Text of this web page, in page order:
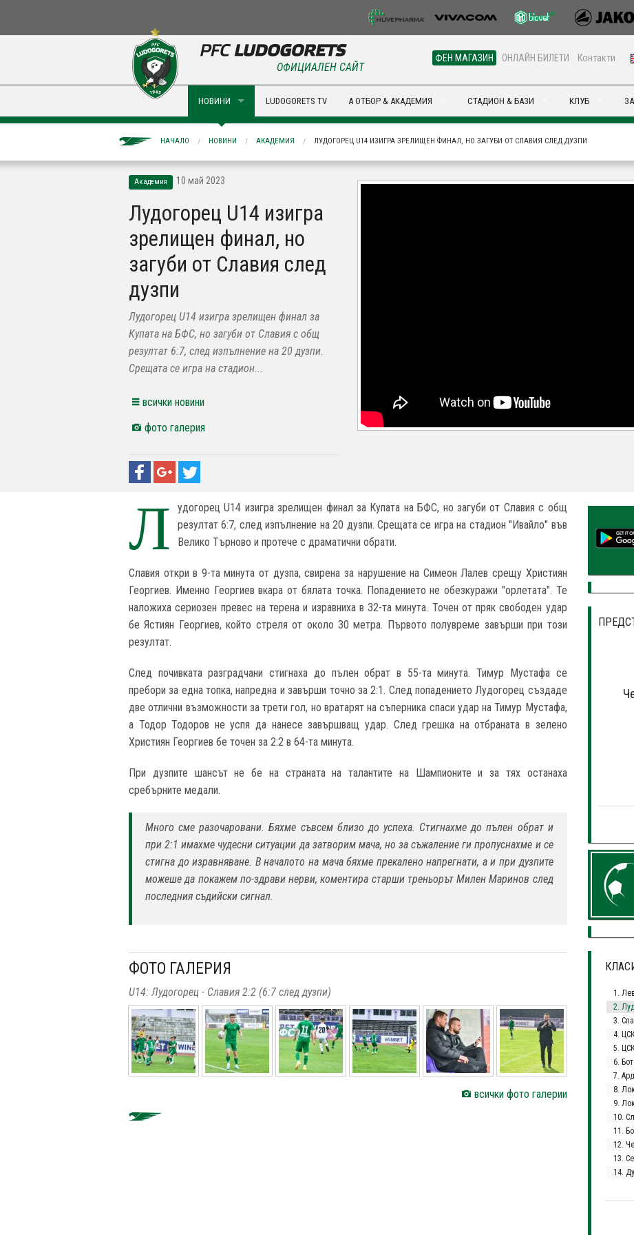
ФЕН МАГАЗИН ОНЛАЙН БИЛЕТИ Контакти
ОФИЦИАЛЕН САЙТ
НОВИНИ LUDOGORETS TV А ОТБОР & АКАДЕМИЯ СТАДИОН & БАЗИ КЛУБ
НАЧАЛО НОВИНИ АКАДЕМИЯ ЛУДОГОРЕЦ U14 ИЗИГРА ЗРЕЛИЩЕН ФИНАЛ, НО ЗАГУБИ ОТ СЛАВИЯ СЛЕД ДУЗПИ
Академия 10 май 2023
Лудогорец U14 изигра
зрелищен финал, но
загуби от Славия след
дузпи
Лудогорец U14 изигра зрелищен финал за
Купата на БФС, но загуби от Славия с общ
резултат 6:7, след изпълнение на 20 дузпи.
Срещата се игра на стадион...
всички новини
фото галерия
Л
удогорец U14 изигра зрелищен финал за Купата на БФС, но загуби от Славия с общ
резултат 6:7, след изпълнение на 20 дузпи. Срещата се игра на стадион "Ивайло" във
Велико Търново и протече с драматични обрати.
Славия откри в 9-та минута от дузпа, свирена за нарушение на Симеон Лалев срещу Християн
Георгиев. Именно Георгиев вкара от бялата точка. Попадението не обезкуражи "орлетата". Те
наложиха сериозен превес на терена и изравниха в 32-та минута. Точен от пряк свободен удар
бе Ястиян Георгиев, който стреля от около 30 метра. Първото полувреме завърши при този
резултат.
След почивката разградчани стигнаха до пълен обрат в 55-та минута. Тимур Мустафа се
пребори за една топка, напредна и завърши точно за 2:1. След попадението Лудогорец създаде
две отлични възможности за трети гол, но вратарят на съперника спаси удар на Тимур Мустафа,
а Тодор Тодоров не успя да нанесе завършващ удар. След грешка на отбраната в зелено
Християн Георгиев бе точен за 2:2 в 64-та минута.
При дузпите шансът не бе на страната на талантите на Шампионите и за тях останаха
сребърните медали.
Много сме разочаровани. Бяхме съвсем близо до успеха. Стигнахме до пълен обрат и
при 2:1 имахме чудесни ситуации да затворим мача, но за съжаление ги пропуснахме и се
стигна до изравняване. В началото на мача бяхме прекалено напрегнати, а и при дузпите
можеше да покажем по-здрави нерви, коментира старши треньорът Милен Маринов след
последния съдийски сигнал.
ФОТО ГАЛЕРИЯ
U14: Лудогорец - Славия 2:2 (6:7 след дузпи)
всички фото галерии
1.
2.
3.
4.
5.
6.
7.
8.
9.
10.
11.
12.
13.
14.